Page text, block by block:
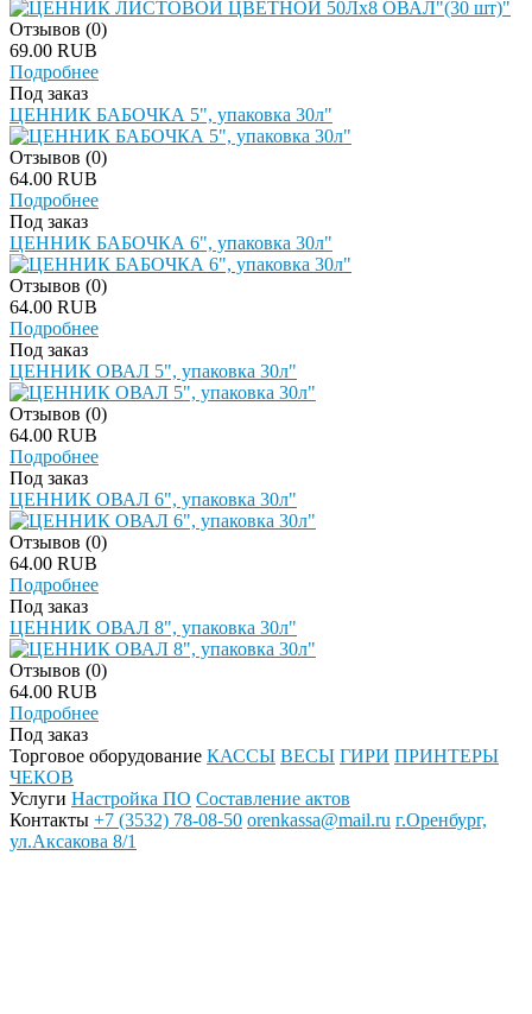
Отзывов (0)
69.00 RUB
Подробнее
Под заказ
ЦЕННИК БАБОЧКА 5", упаковка 30л"
Отзывов (0)
64.00 RUB
Подробнее
Под заказ
ЦЕННИК БАБОЧКА 6", упаковка 30л"
Отзывов (0)
64.00 RUB
Подробнее
Под заказ
ЦЕННИК ОВАЛ 5", упаковка 30л"
Отзывов (0)
64.00 RUB
Подробнее
Под заказ
ЦЕННИК ОВАЛ 6", упаковка 30л"
Отзывов (0)
64.00 RUB
Подробнее
Под заказ
ЦЕННИК ОВАЛ 8", упаковка 30л"
Отзывов (0)
64.00 RUB
Подробнее
Под заказ
Торговое оборудование КАССЫ ВЕСЫ ГИРИ ПРИНТЕРЫ
ЧЕКОВ
Услуги Настройка ПО Составление актов
Контакты +7 (3532) 78-08-50 orenkassa@mail.ru г.Оренбург,
ул.Аксакова 8/1